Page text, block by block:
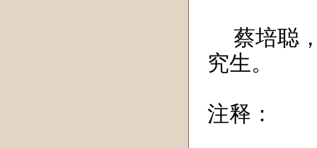
蔡培聪
究生。
注释：